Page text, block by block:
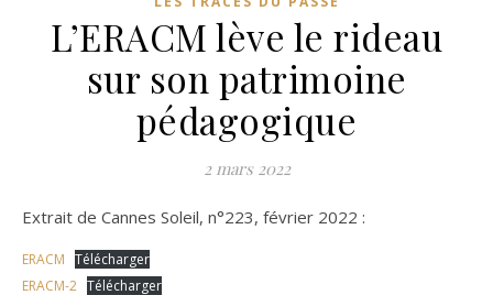
L’ERACM lève le rideau
sur son patrimoine
pédagogique
2 mars 2022
Extrait de Cannes Soleil, n°223, février 2022 :
ERACM Télécharger
ERACM-2 Télécharger